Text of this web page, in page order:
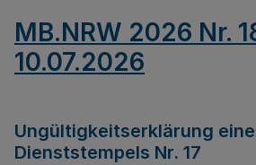
MB.NRW 2026 Nr.
10.07.2026
Ungültigkeitserklärung
Dienststempels Nr. 17